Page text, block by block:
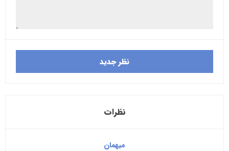
نظرات
میهمان